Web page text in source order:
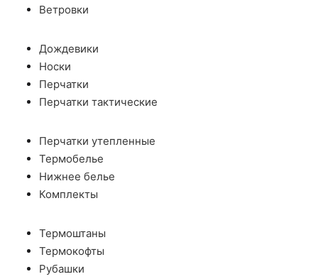
Ветровки
Дождевики
Носки
Перчатки
Перчатки тактические
Перчатки утепленные
Термобелье
Нижнее белье
Комплекты
Термоштаны
Термокофты
Рубашки